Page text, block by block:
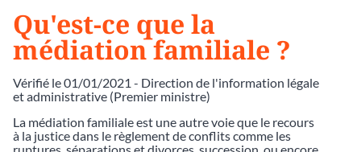
Qu'est-ce que la
médiation familiale ?
Vérifié le 01/01/2021 - Direction de l'information légale
et administrative (Premier ministre)
La médiation familiale est une autre voie que le recours
à la justice dans le règlement de conflits comme les